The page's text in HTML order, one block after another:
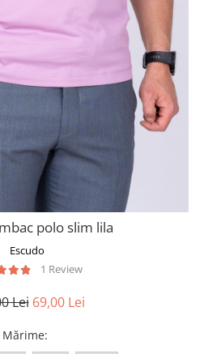
polo slim lila
Escudo
1 Review
Lei 69,00 Lei
Mărime: